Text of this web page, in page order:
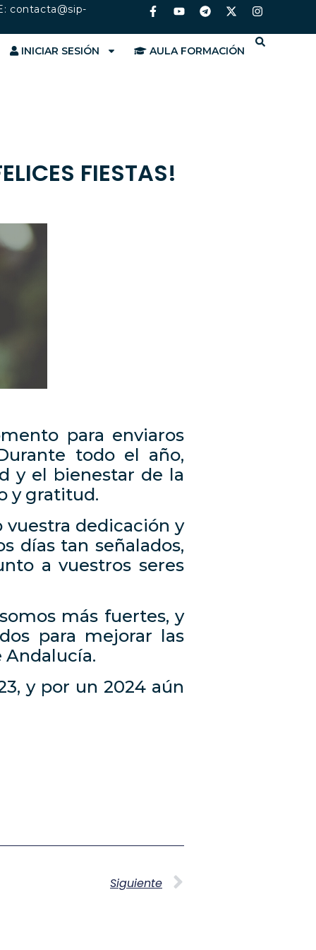
contacta@sip-
INICIAR SESIÓN AULA FORMACIÓN
FIESTAS!
para enviaros
todo el año,
y el bienestar de la
y gratitud.
vuestra dedicación y
días tan señalados,
a vuestros seres
más fuertes, y
para mejorar las
Andalucía.
y por un 2024 aún
Siguiente